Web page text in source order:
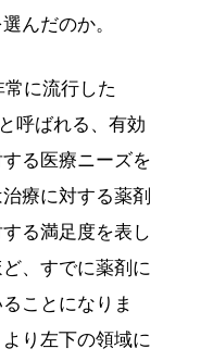
んだのか。
に流行した
呼ばれる、有効
る医療ニーズを
療に対する薬剤
る満足度を表し
、すでに薬剤に
ことになりま
り左下の領域に